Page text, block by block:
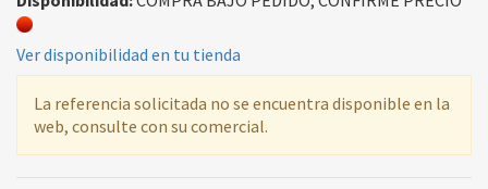
Ver disponibilidad en tu tienda
La referencia solicitada no se encuentra disponible en la
web, consulte con su comercial.